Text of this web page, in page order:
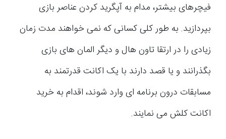
فیچرهای بیشتر، مدام به آپگرید کردن عناصر بازی
بپردازید. به طور کلی کسانی که نمی خواهند مدت زمان
زیادی را در ارتقا تاون هال و دیگر المان های بازی
بگذرانند و یا قصد دارند با یک اکانت قدرتمند به
مسابقات درون برنامه ای وارد شوند، اقدام به خرید
اکانت کلش می نمایند.